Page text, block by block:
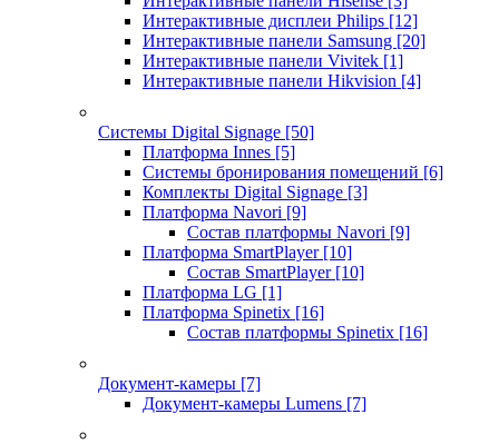
Интерактивные дисплеи Philips [12]
Интерактивные панели Samsung [20]
Интерактивные панели Vivitek [1]
Интерактивные панели Hikvision [4]
Системы Digital Signage [50]
Платформа Innes [5]
Системы бронирования помещений [6]
Комплекты Digital Signage [3]
Платформа Navori [9]
Состав платформы Navori [9]
Платформа SmartPlayer [10]
Состав SmartPlayer [10]
Платформа LG [1]
Платформа Spinetix [16]
Состав платформы Spinetix [16]
Документ-камеры [7]
Документ-камеры Lumens [7]